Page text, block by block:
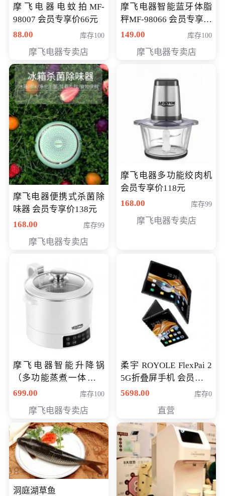
摩飞电器电蚊拍MF-
98007 会员专享价66元
88.00
库存100
摩飞电器专卖店
摩飞电器智能蓝牙体脂
秤MF-98066 会员专享价
98元
149.00 库存100
摩飞电器专卖店
摩飞电器便携式杀菌除
味器 会员专享价138元
168.00
库存99
摩飞电器专卖店
摩飞电器多功能绞肉机
会员专享价118元
168.00
库存99
摩飞电器专卖店
摩飞电器智能升降锅
（多功能蒸煮一体锅）
（智能升降养生锅） 会
699.00 库存100
摩飞电器专卖店
柔宇 ROYOLE FlexPai 2
5G折叠屏手机 会员专享
购买价格 4998元
5698.00 库存0
直营
洞庭湖草鱼